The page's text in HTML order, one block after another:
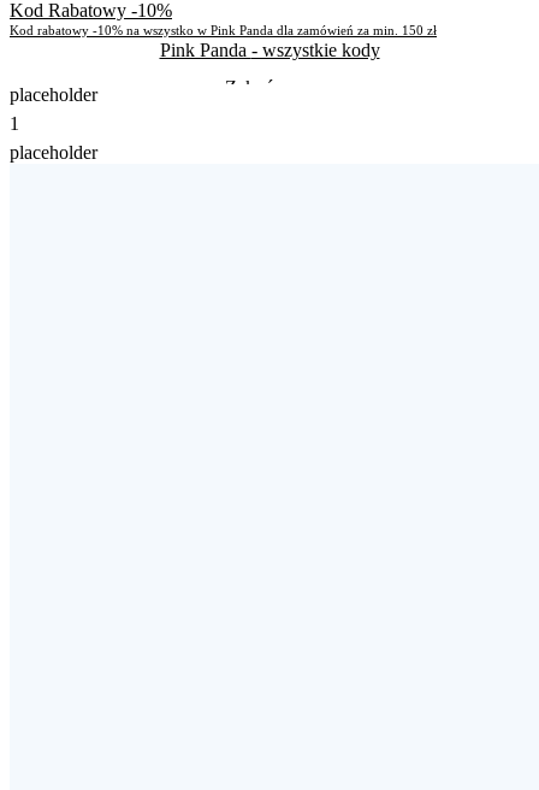
Kod Rabatowy -10%
Kod rabatowy -10% na wszystko w Pink Panda dla zamówień za min. 150 zł
Pink Panda - wszystkie kody
Zakończone
Zakończone
placeholder
1
placeholder